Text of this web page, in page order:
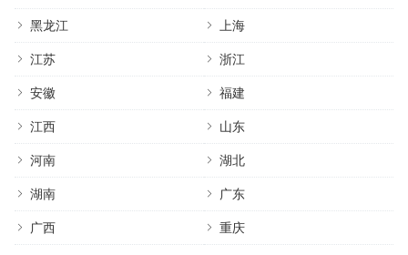
黑龙江 上海
江苏 浙江
安徽 福建
江西 山东
河南 湖北
湖南 广东
广西 重庆